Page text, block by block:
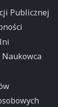
Publicznej